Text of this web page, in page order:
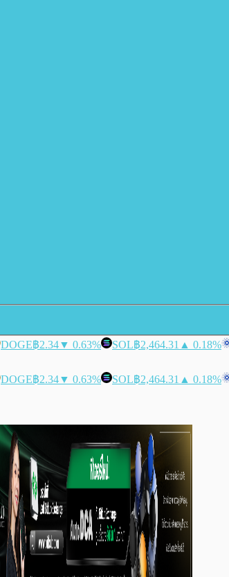
DOGE฿2.34▼ 0.63% SOL฿2,464.31 ▲ 0.18%
DOGE฿2.34▼ 0.63% SOL฿2,464.31 ▲ 0.18%